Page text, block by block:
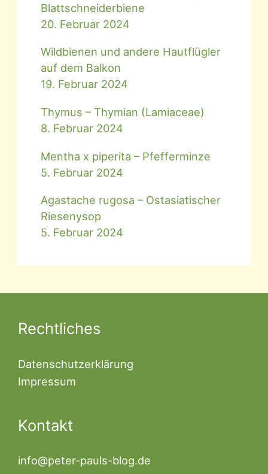
Blattschneiderbiene
20. Februar 2024
Wildbienen und andere Hautflügler
auf dem Balkon
19. Februar 2024
Thymus – Thymian (Lamiaceae)
8. Februar 2024
Mentha x piperita – Pfefferminze
5. Februar 2024
Agastache rugosa – Ostasiatischer
Riesenysop
5. Februar 2024
Rechtliches
Datenschutzerklärung
Impressum
Kontakt
info@peter-pauls-blog.de